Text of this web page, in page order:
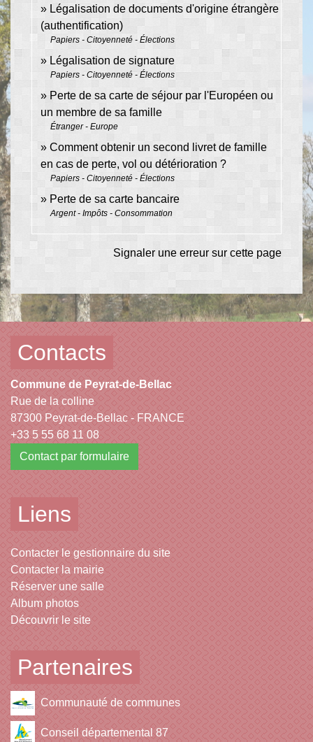
Légalisation de documents d'origine étrangère
(authentification)
Papiers - Citoyenneté - Élections
Légalisation de signature
Papiers - Citoyenneté - Élections
Perte de sa carte de séjour par l'Européen ou
un membre de sa famille
Étranger - Europe
Comment obtenir un second livret de famille
en cas de perte, vol ou détérioration ?
Papiers - Citoyenneté - Élections
Perte de sa carte bancaire
Argent - Impôts - Consommation
Signaler une erreur sur cette page
Contacts
Commune de Peyrat-de-Bellac
Rue de la colline
87300 Peyrat-de-Bellac - FRANCE
+33 5 55 68 11 08
Contact par formulaire
Liens
Contacter le gestionnaire du site
Contacter la mairie
Réserver une salle
Album photos
Découvrir le site
Partenaires
Communauté de communes
Conseil départemental 87